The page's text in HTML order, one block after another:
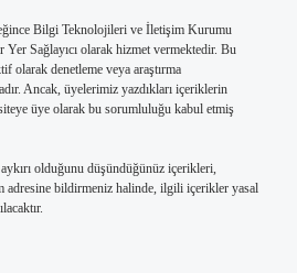
Bilgi Teknolojileri ve İletişim Kurumu
Sağlayıcı olarak hizmet vermektedir. Bu
olarak denetleme veya araştırma
Ancak, üyelerimiz yazdıkları içeriklerin
üye olarak bu sorumluluğu kabul etmiş
olduğunu düşündüğünüz içerikleri,
adresine bildirmeniz halinde, ilgili içerikler yasal